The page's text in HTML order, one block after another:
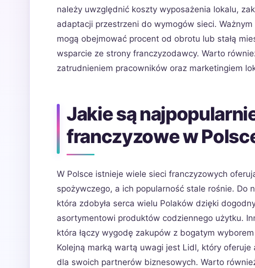
należy uwzględnić koszty wyposażenia lokalu,
adaptacji przestrzeni do wymogów sieci.
mogą obejmować procent od obrotu lub stałą
wsparcie ze strony franczyzodawcy. Warto
zatrudnieniem pracowników oraz marketingiem
Jakie są
franczyzowe w
W Polsce istnieje wiele sieci franczyzowych
spożywczego, a ich popularność stale rośnie. Do
która zdobyła serca wielu Polaków dzięki
asortymentowi produktów codziennego użytku.
która łączy wygodę zakupów z bogatym
Kolejną marką wartą uwagi jest Lidl, który
dla swoich partnerów biznesowych. Warto